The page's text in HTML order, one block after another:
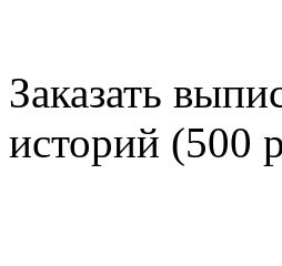
Заказать
историй (500